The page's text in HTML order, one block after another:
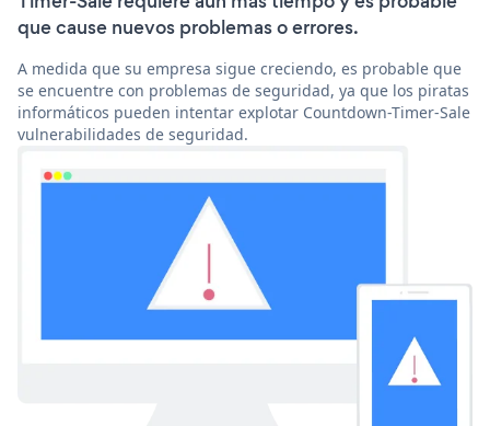
que cause nuevos problemas o errores.
A medida que su empresa sigue creciendo, es probable que
se encuentre con problemas de seguridad, ya que los piratas
informáticos pueden intentar explotar Countdown-Timer-Sale
vulnerabilidades de seguridad.